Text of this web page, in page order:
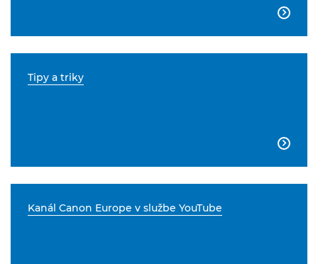

Tipy a triky

Kanál Canon Europe v službe YouTube